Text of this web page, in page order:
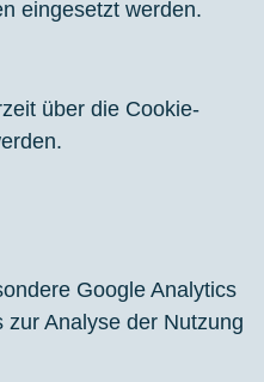
eingesetzt werden.
über die Cookie-
Google Analytics
zur Analyse der Nutzung